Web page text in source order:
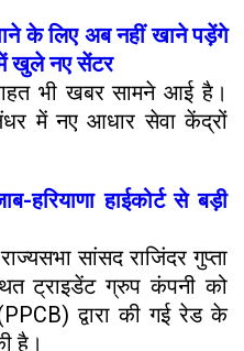
के लिए अब नहीं खाने पड़ेंगे
खुले नए सेंटर
भी खबर सामने आई है।
में नए आधार सेवा केंद्रों
हाईकोर्ट से बड़ी
सांसद राजिंदर गुप्ता
ट्राइडेंट ग्रुप कंपनी को
द्वारा की गई रेड के
है।